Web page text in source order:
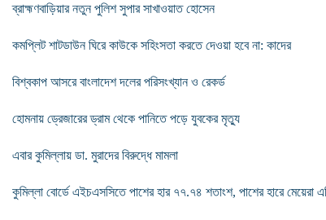
ব্রাহ্মণবাড়িয়ার নতুন পুলিশ সুপার সাখাওয়াত হোসেন
কমপ্লিট শাটডাউন ঘিরে কাউকে সহিংসতা করতে দেওয়া হবে না: কাদের
বিশ্বকাপ আসরে বাংলাদেশ দলের পরিসংখ্যান ও রেকর্ড
হোমনায় ড্রেজারের ড্রাম থেকে পানিতে পড়ে যুবকের মৃত্যু
এবার কুমিল্লায় ডা. মুরাদের বিরুদ্ধে মামলা
কুমিল্লা বোর্ডে এইচএসসিতে পাশের হার ৭৭.৭৪ শতাংশ, পাশের হারে মেয়েরা